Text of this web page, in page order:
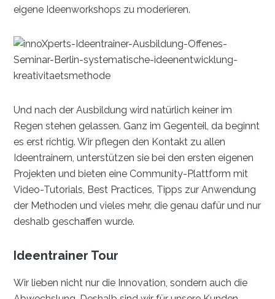
eigene Ideenworkshops zu moderieren.
Und nach der Ausbildung wird natürlich keiner im
Regen stehen gelassen. Ganz im Gegenteil, da beginnt
es erst richtig. Wir pflegen den Kontakt zu allen
Ideentrainern, unterstützen sie bei den ersten eigenen
Projekten und bieten eine Community-Plattform mit
Video-Tutorials, Best Practices, Tipps zur Anwendung
der Methoden und vieles mehr, die genau dafür und nur
deshalb geschaffen wurde.
Ideentrainer Tour
Wir lieben nicht nur die Innovation, sondern auch die